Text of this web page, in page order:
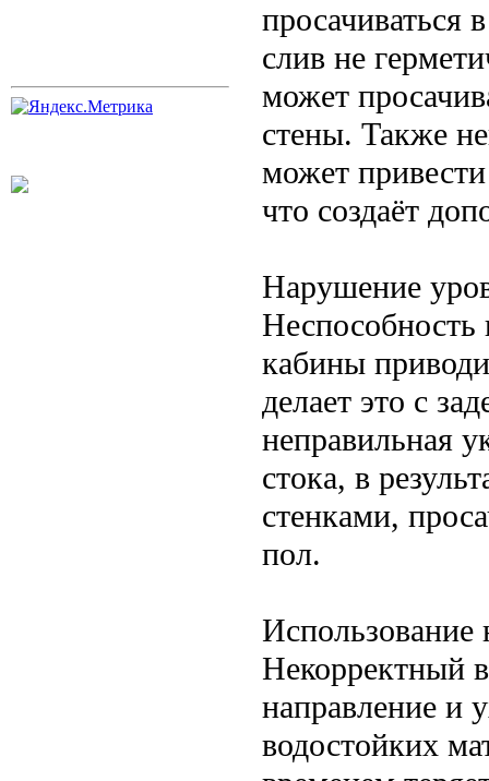
просачиваться
слив не
может
стены. Также
может
что создаёт
Нарушение
Неспособность
кабины
делает это с
неправильная
стока, в
стенками,
пол.
Использование
Некорректный
направление и
водостойких